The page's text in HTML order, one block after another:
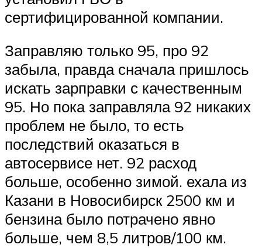
сертифицированной компании.
Заправляю только 95, про 92
забыла, правда сначала пришлось
искать зарправки с качественным
95. Но пока заправляла 92 никаких
проблем не было, то есть
последствий оказаться в
автосервисе нет. 92 расход
больше, особенно зимой. ехала из
Казани в Новосибирск 2500 км и
бензина было потрачено явно
больше, чем 8,5 литров/100 км.